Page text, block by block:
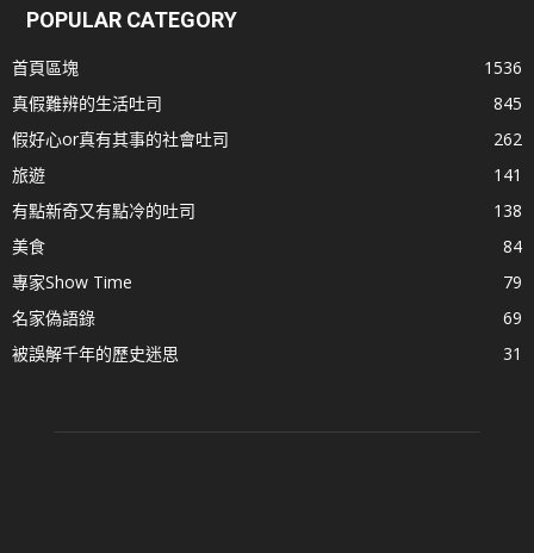
POPULAR CATEGORY
首頁區塊
1536
真假難辨的生活吐司
845
假好心or真有其事的社會吐司
262
旅遊
141
有點新奇又有點冷的吐司
138
美食
84
專家Show Time
79
名家偽語錄
69
被誤解千年的歷史迷思
31